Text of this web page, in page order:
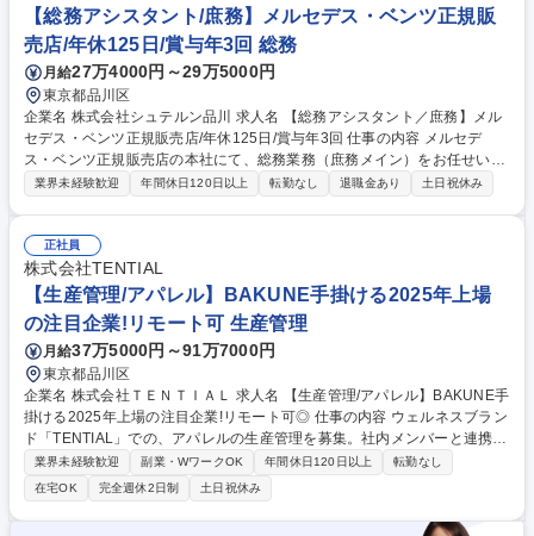
の装飾・電話対応■事務対応・事務専任スタッフのサポート（修理・点検
書類の作成、サービスプログラムの申請） 募集職種 【レセプション/品
川】年休125日/賞与年3回/メルセデス・ベンツ/ショールーム
【総務アシスタント/庶務】メルセデス・ベンツ正規販
売店/年休125日/賞与年3回 総務
月給27万4000円～29万5000円
東京都品川区
企業名 株式会社シュテルン品川 求人名 【総務アシスタント／庶務】メル
セデス・ベンツ正規販売店/年休125日/賞与年3回 仕事の内容 メルセデ
ス・ベンツ正規販売店の本社にて、総務業務（庶務メイン）をお任せいた
します。 【主な業務内容】■事務用品、備品・消耗品管理（文房具・飲
料・決裁書類）■書類整理、ファイリング■制服管理（在庫管理・クリーニ
ング対応）■オフィス環境の整備■防災関係■お中元・お歳暮対応 （変更の
範囲:当社業務全般） 募集職種 【総務アシスタント／庶務】メルセデス・
ベンツ正規販売店/年休125日/賞与年3回
業界未経験歓迎 年間休日120日以上 転勤なし 退職金あり 土日祝休み
正社員
株式会社TENTIAL
【生産管理/アパレル】BAKUNE手掛ける2025年上場
の注目企業!リモート可 生産管理
月給37万5000円～91万7000円
東京都品川区
企業名 株式会社ＴＥＮＴＩＡＬ 求人名 【生産管理/アパレル】BAKUNE手
掛ける2025年上場の注目企業!リモート可◎ 仕事の内容 ウェルネスブラン
ド「TENTIAL」での、アパレルの生産管理を募集。社内メンバーと連携
し、サプライヤーとの生産管理/商品ローンチまでの社内接続/生産戦略の
設計等、サプライチェーン全体のマネジメントをお任せ。 【詳細】■リリ
ースまでのスケジュール管理/ディレクション業務 ■新規生産背景の開拓 ■
仕入先との連携/交渉 ■生産戦略の設計/構築 ■生産計画の作成 【アパレル
業界未経験歓迎 副業・WワークOK 年間休日120日以上
転勤なし
在宅OK
完全週休2日制 土日祝休み